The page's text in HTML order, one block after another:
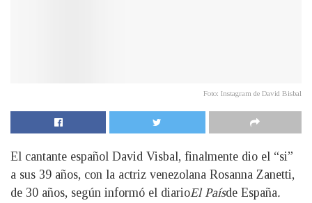
Foto: Instagram de David Bisbal
El cantante español David Visbal, finalmente dio el “si”
a sus 39 años, con la actriz venezolana Rosanna Zanetti,
de 30 años, según informó el diarioEl Paísde España.